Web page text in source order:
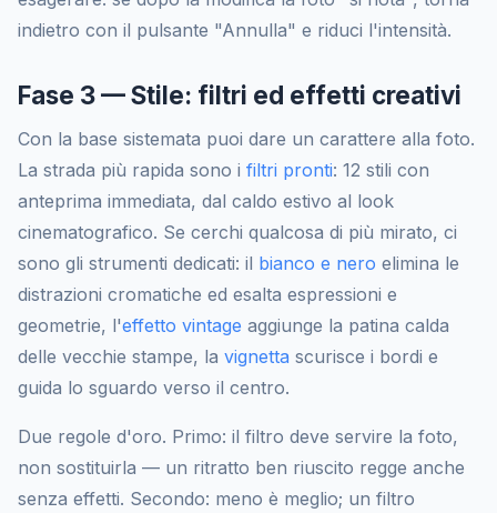
indietro con il pulsante "Annulla" e riduci l'intensità.
Fase 3 — Stile: filtri ed effetti creativi
Con la base sistemata puoi dare un carattere alla foto.
La strada più rapida sono i filtri pronti: 12 stili con
anteprima immediata, dal caldo estivo al look
cinematografico. Se cerchi qualcosa di più mirato, ci
sono gli strumenti dedicati: il bianco e nero elimina le
distrazioni cromatiche ed esalta espressioni e
geometrie, l'effetto vintage aggiunge la patina calda
delle vecchie stampe, la vignetta scurisce i bordi e
guida lo sguardo verso il centro.
Due regole d'oro. Primo: il filtro deve servire la foto,
non sostituirla — un ritratto ben riuscito regge anche
senza effetti. Secondo: meno è meglio; un filtro